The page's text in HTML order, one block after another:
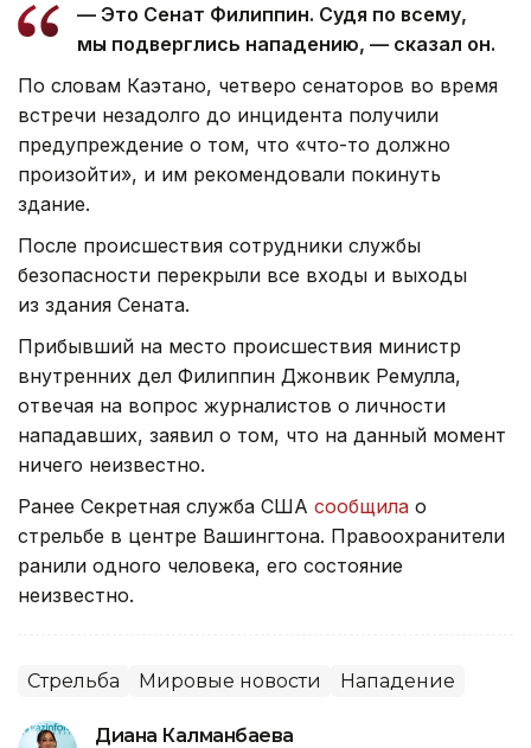
— Это Сенат Филиппин. Судя по всему,
мы подверглись нападению, — сказал он.
По словам Каэтано, четверо сенаторов во время
встречи незадолго до инцидента получили
предупреждение о том, что «что-то должно
произойти», и им рекомендовали покинуть
здание.
После происшествия сотрудники службы
безопасности перекрыли все входы и выходы
из здания Сената.
Прибывший на место происшествия министр
внутренних дел Филиппин Джонвик Ремулла,
отвечая на вопрос журналистов о личности
нападавших, заявил о том, что на данный момент
ничего неизвестно.
Ранее Секретная служба США сообщила о
стрельбе в центре Вашингтона. Правоохранители
ранили одного человека, его состояние
неизвестно.
Стрельба Мировые новости Нападение
Диана Калманбаева